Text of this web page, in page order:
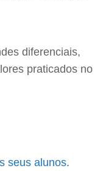
diferenciais,
praticados no
seus alunos.